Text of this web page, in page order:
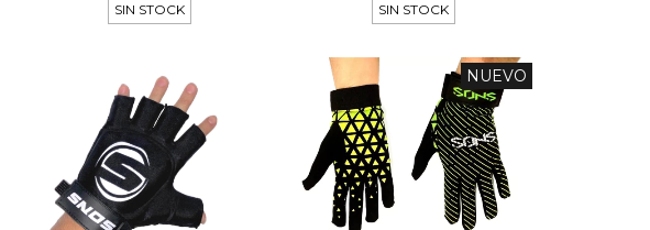
SIN STOCK SIN STOCK
NUEVO